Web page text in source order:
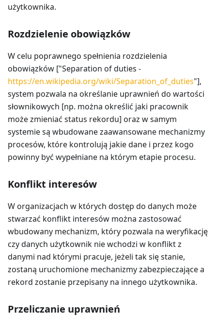
użytkownika.
Rozdzielenie obowiązków
W celu poprawnego spełnienia rozdzielenia
obowiązków ["Separation of duties -
https://en.wikipedia.org/wiki/Separation_of_duties"],
system pozwala na określanie uprawnień do wartości
słownikowych [np. można określić jaki pracownik
może zmieniać status rekordu] oraz w samym
systemie są wbudowane zaawansowane mechanizmy
procesów, które kontrolują jakie dane i przez kogo
powinny być wypełniane na którym etapie procesu.
Konflikt interesów
W organizacjach w których dostęp do danych może
stwarzać konflikt interesów można zastosować
wbudowany mechanizm, który pozwala na weryfikację
czy danych użytkownik nie wchodzi w konflikt z
danymi nad którymi pracuje, jeżeli tak się stanie,
zostaną uruchomione mechanizmy zabezpieczające a
rekord zostanie przepisany na innego użytkownika.
Przeliczanie uprawnień